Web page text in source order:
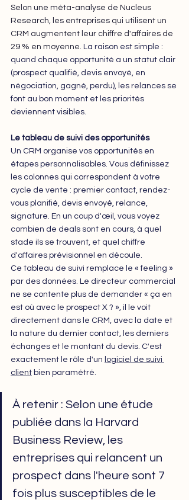
Selon une méta-analyse de Nucleus
Research, les entreprises qui utilisent un
CRM augmentent leur chiffre d'affaires de
29 % en moyenne. La raison est simple :
quand chaque opportunité a un statut clair
(prospect qualifié, devis envoyé, en
négociation, gagné, perdu), les relances se
font au bon moment et les priorités
deviennent visibles.
Le tableau de suivi des opportunités
Un CRM organise vos opportunités en
étapes personnalisables. Vous définissez
les colonnes qui correspondent à votre
cycle de vente : premier contact, rendez-
vous planifié, devis envoyé, relance,
signature. En un coup d'œil, vous voyez
combien de deals sont en cours, à quel
stade ils se trouvent, et quel chiffre
d'affaires prévisionnel en découle.
Ce tableau de suivi remplace le « feeling »
par des données. Le directeur commercial
ne se contente plus de demander « ça en
est où avec le prospect X ? », il le voit
directement dans le CRM, avec la date et
la nature du dernier contact, les derniers
échanges et le montant du devis. C'est
exactement le rôle d'un logiciel de suivi
client bien paramétré.
À retenir : Selon une étude
publiée dans la Harvard
Business Review, les
entreprises qui relancent un
prospect dans l'heure sont 7
fois plus susceptibles de le